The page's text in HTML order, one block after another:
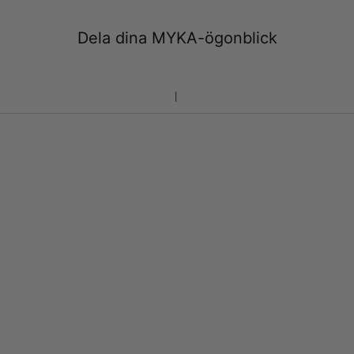
Dela dina MYKA-ögonblick